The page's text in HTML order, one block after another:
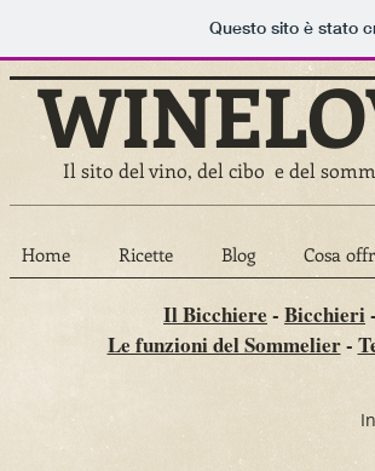
Questo sito è stato
Il sito del vino, del cibo e del
Home Ricette Blog Cosa
Il Bicchiere - Bicchieri-
Le funzioni del Sommelier-